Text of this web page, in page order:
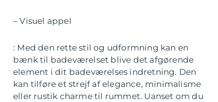
– Visuel appel
: Med den rette stil og udformning kan en
bænk til badeværelset blive det afgørende
element i dit badeværelses indretning. Den
kan tilføre et strejf af elegance, minimalisme
eller rustik charme til rummet. Uanset om du